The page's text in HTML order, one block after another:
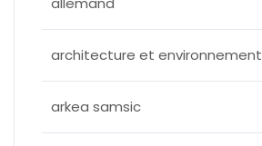
architecture et environnement
arkea samsic